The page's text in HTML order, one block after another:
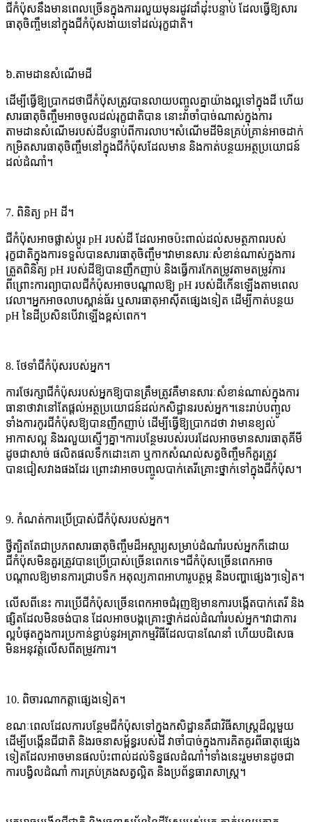
ជីកំប៉ុសនឹងមានពេលច្រើនក្នុងការរលួយមុនរដូវដាំដុះបន្ទាប់ ដែលធ្វើឱ្យសារ
ធាតុចិញ្ចឹមនៅក្នុងជីកំប៉ុសងាយទៅដល់រុក្ខជាតិ។
៦.តាមដានសំណើមដី
ដើម្បីធ្វើឱ្យប្រាកដថាជីកំប៉ុសត្រូវបានលាយបញ្ចូលគ្នាយ៉ាងល្អទៅក្នុងដី ហើយ
សារធាតុចិញ្ចឹមអាចចូលដល់រុក្ខជាតិបាន នោះវាចាំបាច់ណាស់ក្នុងការ
តាមដានសំណើមរបស់ដីបន្ទាប់ពីការលាប។សំណើមដីមិនគ្រប់គ្រាន់អាចដាក់
កម្រិតសារធាតុចិញ្ចឹមនៅក្នុងជីកំប៉ុសដែលមាន និងកាត់បន្ថយអត្ថប្រយោជន៍
ដល់ដំណាំ។
7. ពិនិត្យ pH ដី។
ជីកំប៉ុសអាចផ្លាស់ប្តូរ pH របស់ដី ដែលអាចប៉ះពាល់ដល់សមត្ថភាពរបស់
រុក្ខជាតិក្នុងការទទួលបានសារធាតុចិញ្ចឹម។វាមានសារៈសំខាន់ណាស់ក្នុងការ
ត្រួតពិនិត្យ pH របស់ដីឱ្យបានញឹកញាប់ និងធ្វើការកែតម្រូវតាមតម្រូវការ
ពីព្រោះការព្យាបាលជីកំប៉ុសអាចបណ្តាលឱ្យ pH របស់ដីកើនឡើងតាមពេល
វេលា។អ្នកអាចលាបស្ពាន់ធ័រ ឬសារធាតុអាស៊ីតផ្សេងទៀត ដើម្បីកាត់បន្ថយ
pH នៃដីប្រសិនបើវាឡើងខ្ពស់ពេក។
8. ថែទាំជីកំប៉ុសរបស់អ្នក។
ការថែរក្សាជីកំប៉ុសរបស់អ្នកឱ្យបានត្រឹមត្រូវគឺមានសារៈសំខាន់ណាស់ក្នុងការ
ធានាថាវានៅតែផ្តល់អត្ថប្រយោជន៍ដល់កសិដ្ឋានរបស់អ្នក។នេះរាប់បញ្ចូល
ទាំងការកូរជីកំប៉ុសឱ្យបានញឹកញាប់ ដើម្បីធ្វើឱ្យប្រាកដថា វាមានខ្យល់
អាកាសល្អ និងរលួយស្មើៗគ្នា។ការបន្ថែមរបស់របរដែលអាចមានសារធាតុគីមី
ដូចជាសាច់ ផលិតផលទឹកដោះគោ ឬកាកសំណល់សត្វចិញ្ចឹមក៏គួរត្រូវ
បានជៀសវាងផងដែរ ព្រោះវាអាចបញ្ចូលបាក់តេរីគ្រោះថ្នាក់ទៅក្នុងជីកំប៉ុស។
9. កំណត់ការប្រើប្រាស់ជីកំប៉ុសរបស់អ្នក។
ថ្វីត្បិតតែជាប្រភពសារធាតុចិញ្ចឹមដ៏អស្ចារ្យសម្រាប់ដំណាំរបស់អ្នកក៏ដោយ
ជីកំប៉ុសមិនគួរត្រូវបានប្រើប្រាស់ច្រើនពេកទេ។ជីកំប៉ុសច្រើនពេកអាច
បណ្តាលឱ្យមានការជ្រាបទឹក អតុល្យភាពអាហារូបត្ថម្ភ និងបញ្ហាផ្សេងៗទៀត។
លើស​ពី​នេះ ការ​ប្រើ​ជីកំប៉ុស​ច្រើន​ពេក​អាច​ជំរុញ​ឱ្យ​មាន​ការ​បង្កើត​បាក់តេរី និង​
ផ្សិត​ដែល​មិន​ចង់​បាន ដែល​អាច​បង្ក​គ្រោះថ្នាក់​ដល់​ដំណាំ​របស់​អ្នក។វាជាការ
ល្អបំផុតក្នុងការប្រកាន់ខ្ជាប់នូវអត្រាកម្មវិធីដែលបានណែនាំ ហើយបដិសេធ
មិនអនុវត្តលើសពីតម្រូវការ។
10. ពិចារណាកត្តាផ្សេងទៀត។
ខណៈពេលដែលការបន្ថែមជីកំប៉ុសទៅក្នុងកសិដ្ឋានគឺជាវិធីសាស្រ្តដ៏ល្អមួយ
ដើម្បីបង្កើនជីជាតិ និងរចនាសម្ព័ន្ធរបស់ដី វាចាំបាច់ក្នុងការគិតគូរពីធាតុផ្សេង
ទៀតដែលអាចមានផលប៉ះពាល់ដល់ទិន្នផលដំណាំ។ទាំងនេះរួមមានដូចជា
ការបង្វិលដំណាំ ការគ្រប់គ្រងសត្វល្អិត និងប្រព័ន្ធធារាសាស្រ្ត។